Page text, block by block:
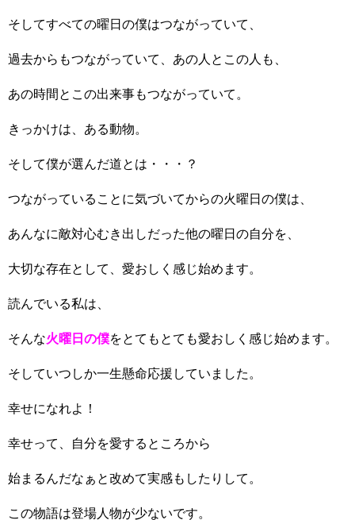
そしてすべての曜日の僕はつながっていて、
過去からもつながっていて、あの人とこの人も、
あの時間とこの出来事もつながっていて。
きっかけは、ある動物。
そして僕が選んだ道とは・・・？
つながっていることに気づいてからの火曜日の僕は、
あんなに敵対心むき出しだった他の曜日の自分を、
大切な存在として、愛おしく感じ始めます。
読んでいる私は、
そんな火曜日の僕をとてもとても愛おしく感じ始めます。
そしていつしか一生懸命応援していました。
幸せになれよ！
幸せって、自分を愛するところから
始まるんだなぁと改めて実感もしたりして。
この物語は登場人物が少ないです。